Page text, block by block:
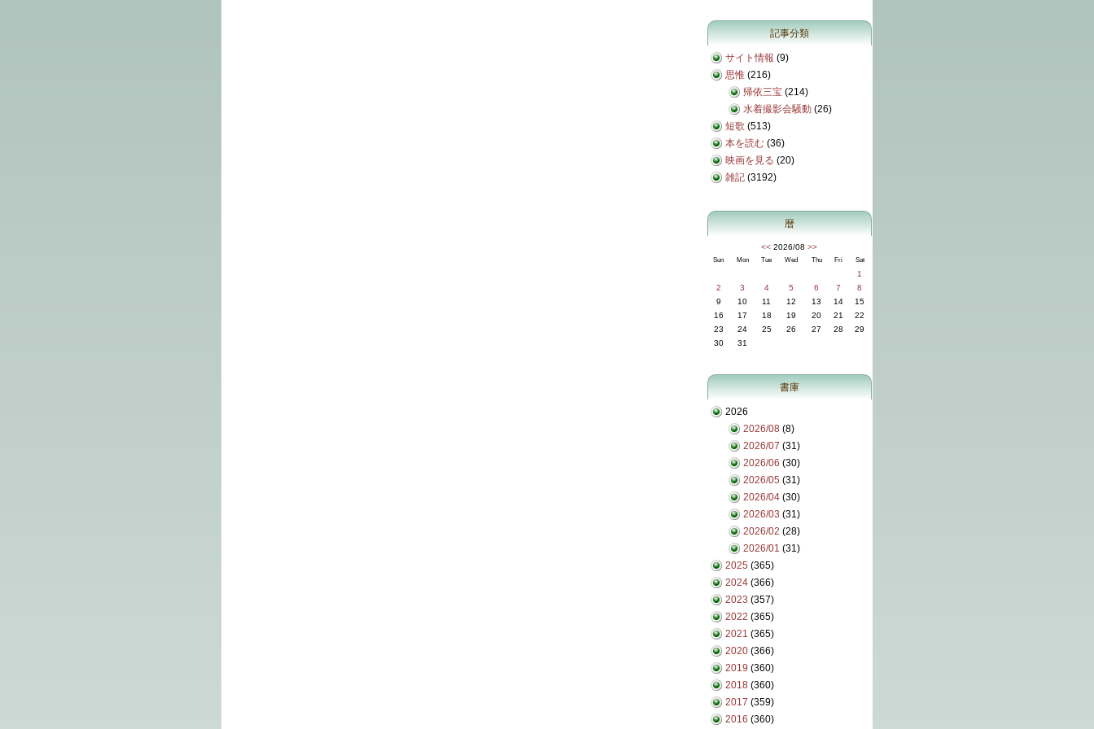
記事分類
サイト情報 (9)
思惟 (216)
帰依三宝 (214)
水着撮影会騒動 (26)
短歌 (513)
本を読む (36)
映画を見る (20)
雑記 (3192)
暦
<< 2026/08 >>
Sun Mon Tue Wed Thu Fri Sat
1
2
3 4 5 6 7
8
9
10 11 12 13 14
15
16
17 18 19 20 21
22
23
24 25 26 27 28
29
30
31
書庫
2026
2026/08 (8)
2026/07 (31)
2026/06 (30)
2026/05 (31)
2026/04 (30)
2026/03 (31)
2026/02 (28)
2026/01 (31)
2025 (365)
2024 (366)
2023 (357)
2022 (365)
2021 (365)
2020 (366)
2019 (360)
2018 (360)
2017 (359)
2016 (360)